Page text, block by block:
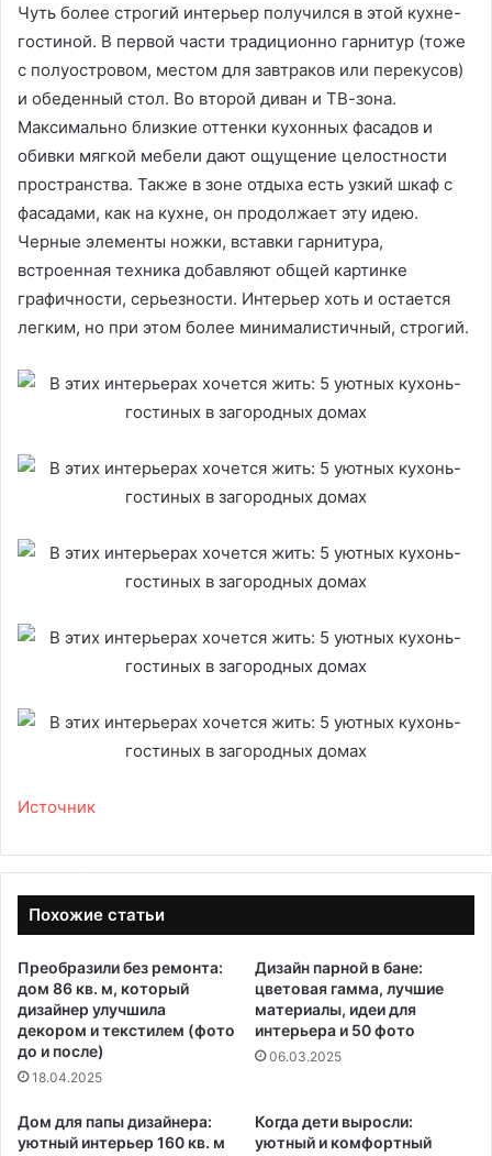
Чуть более строгий интерьер получился в этой кухне-
гостиной. В первой части традиционно гарнитур (тоже
с полуостровом, местом для завтраков или перекусов)
и обеденный стол. Во второй диван и ТВ-зона.
Максимально близкие оттенки кухонных фасадов и
обивки мягкой мебели дают ощущение целостности
пространства. Также в зоне отдыха есть узкий шкаф с
фасадами, как на кухне, он продолжает эту идею.
Черные элементы ножки, вставки гарнитура,
встроенная техника добавляют общей картинке
графичности, серьезности. Интерьер хоть и остается
легким, но при этом более минималистичный, строгий.
Источник
Похожие статьи
Преобразили без ремонта:
дом 86 кв. м, который
дизайнер улучшила
декором и текстилем (фото
до и после)
18.04.2025
Дизайн парной в бане:
цветовая гамма, лучшие
материалы, идеи для
интерьера и 50 фото
06.03.2025
Дом для папы дизайнера:
уютный интерьер 160 кв. м
Когда дети выросли:
уютный и комфортный